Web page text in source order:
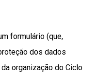
formulário (que,
dos dados
organização do Ciclo